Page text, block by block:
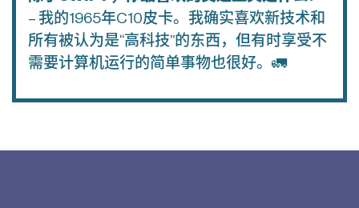
– 我的1965年C10皮卡。我确实喜欢新技术和
所有被认为是“高科技”的东西，但有时享受不
需要计算机运行的简单事物也很好。🚛